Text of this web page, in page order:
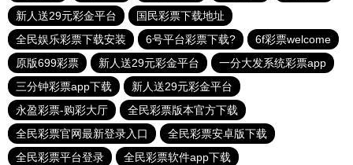
新人送29元彩金平台
国民彩票下载地址
全民娱乐彩票下载安装
6号平台彩票下载?
6f彩票welcome
原版699彩票
新人送29元彩金平台
一分大发系统彩票app
三分钟彩票app下载
新人送29元彩金平台
永盈彩票-购彩大厅
全民彩票版本官方下载
全民彩票官网最新登录入口
全民彩票安卓版下载
全民彩票平台登录
全民彩票软件app下载